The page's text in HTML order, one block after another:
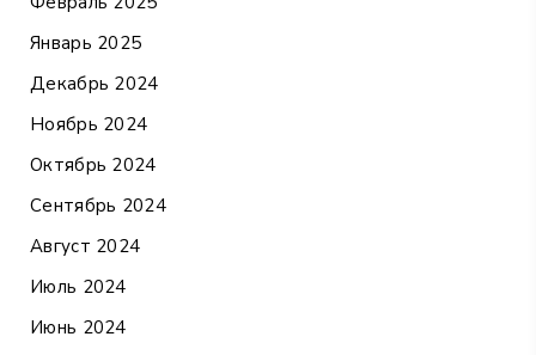
Январь 2025
Декабрь 2024
Ноябрь 2024
Октябрь 2024
Сентябрь 2024
Август 2024
Июль 2024
Июнь 2024